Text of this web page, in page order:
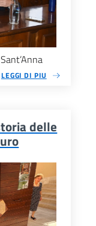
LEGGI DI PIU
delle